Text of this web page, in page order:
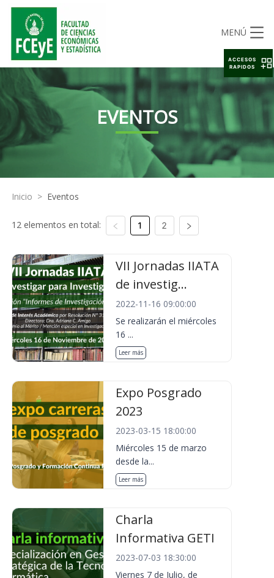
MENÚ
EVENTOS
Inicio > Eventos
12 elementos en total: 1 2
VII Jornadas IIATA
de investig...
2022-11-16 09:00:00
Se realizarán el miércoles
16 ...
Leer más
Expo Posgrado
2023
2023-03-15 18:00:00
Miércoles 15 de marzo
desde la...
Leer más
Charla
Informativa GETI
2023-07-03 18:30:00
Viernes 7 de Julio, de
ACCESOS
RAPIDOS